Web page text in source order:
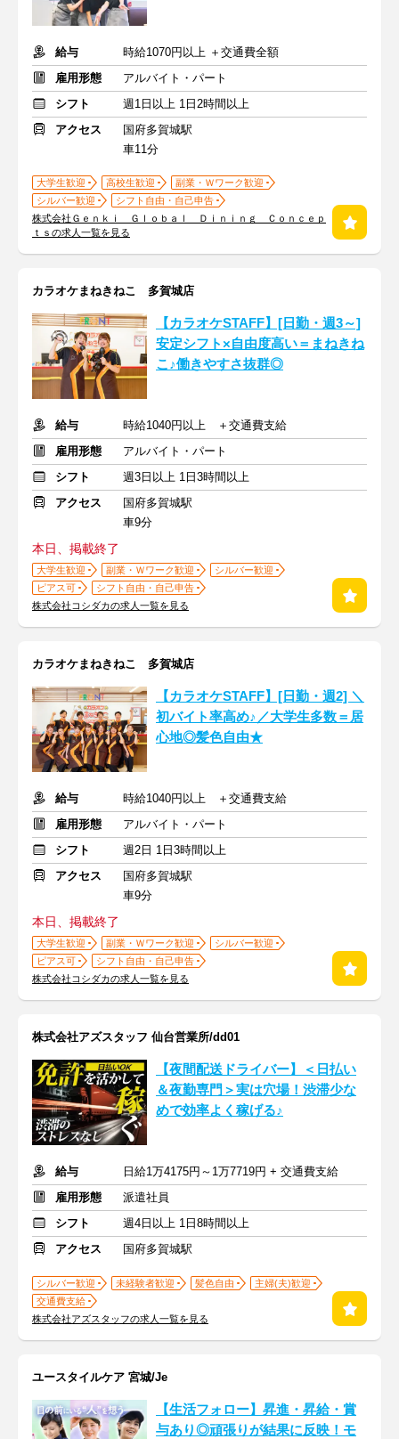
給与
時給1070円以上 ＋交通費全額
雇用形態
アルバイト・パート
シフト
週1日以上 1日2時間以上
アクセス
国府多賀城駅
車11分
大学生歓迎 高校生歓迎
副業・Ｗワーク歓迎
シルバー歓迎
シフト自由・自己申告
株式会社Ｇｅｎｋｉ Ｇｌｏｂａｌ Ｄｉｎｉｎｇ Ｃｏｎｃｅｐ
ｔｓの求人一覧を見る
カラオケまねきねこ 多賀城店
【カラオケSTAFF】[日勤・週3～]
安定シフト×自由度高い＝まねきね
こ♪働きやすさ抜群◎
給与
時給1040円以上 ＋交通費支給
雇用形態
アルバイト・パート
シフト
週3日以上 1日3時間以上
アクセス
国府多賀城駅
車9分
本日、掲載終了
大学生歓迎 副業・Ｗワーク歓迎
シルバー歓迎
ピアス可
シフト自由・自己申告
株式会社コシダカの求人一覧を見る
カラオケまねきねこ 多賀城店
【カラオケSTAFF】[日勤・週2] ＼
初バイト率高め♪／大学生多数＝居
心地◎髪色自由★
給与
時給1040円以上 ＋交通費支給
雇用形態
アルバイト・パート
シフト
週2日 1日3時間以上
アクセス
国府多賀城駅
車9分
本日、掲載終了
大学生歓迎 副業・Ｗワーク歓迎
シルバー歓迎
ピアス可
シフト自由・自己申告
株式会社コシダカの求人一覧を見る
株式会社アズスタッフ 仙台営業所/dd01
【夜間配送ドライバー】＜日払い
＆夜勤専門＞実は穴場！渋滞少な
めで効率よく稼げる♪
給与
日給1万4175円～1万7719円 + 交通費支給
雇用形態
派遣社員
シフト
週4日以上 1日8時間以上
アクセス
国府多賀城駅
シルバー歓迎 未経験者歓迎 髪色自由
主婦(夫)歓迎
交通費支給
株式会社アズスタッフの求人一覧を見る
ユースタイルケア 宮城/Je
【生活フォロー】昇進・昇給・賞
与あり◎頑張りが結果に反映！モ